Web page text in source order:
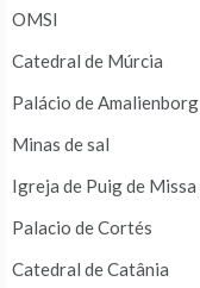
OMSI
Catedral de Múrcia
Palácio de Amalienborg
Minas de sal
Igreja de Puig de Missa
Palacio de Cortés
Catedral de Catânia